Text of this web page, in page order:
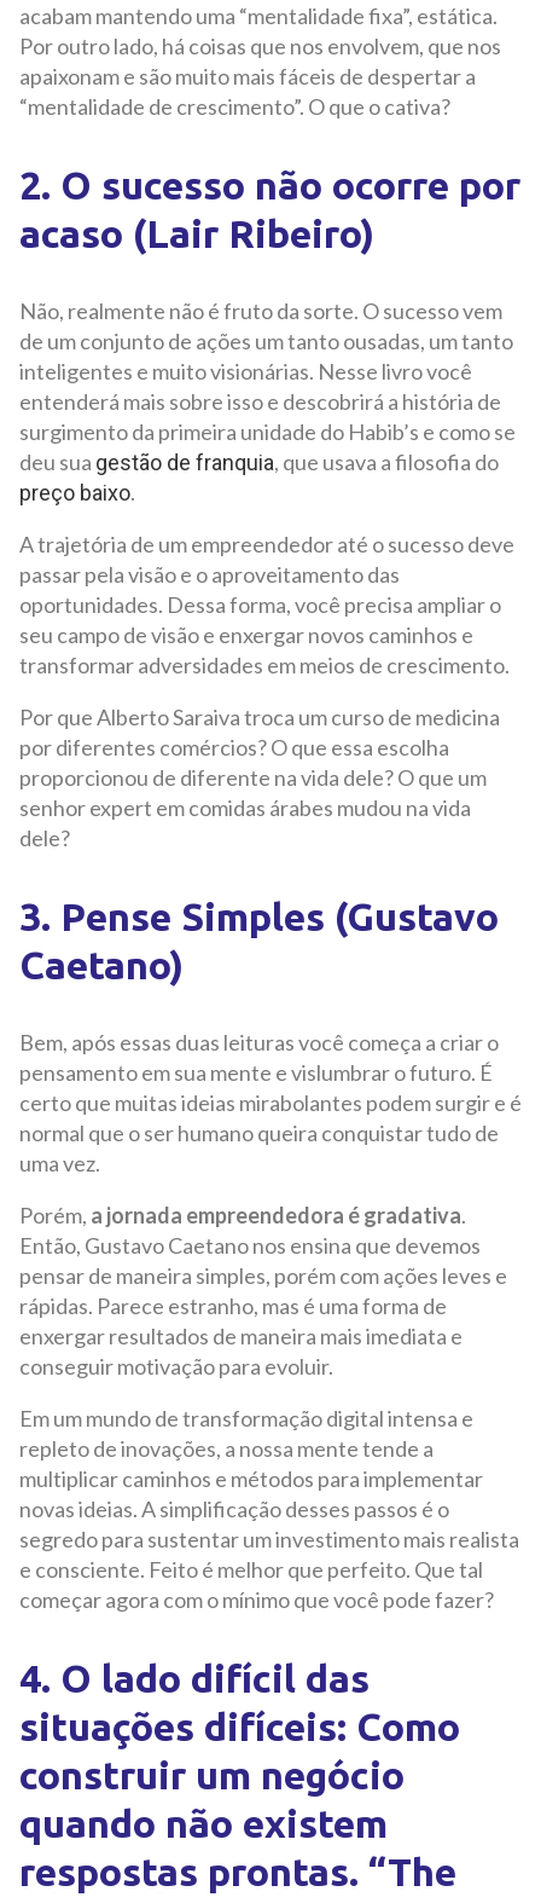
acabam mantendo uma “mentalidade fixa”, estática.
Por outro lado, há coisas que nos envolvem, que nos
apaixonam e são muito mais fáceis de despertar a
“mentalidade de crescimento”. O que o cativa?
2. O sucesso não ocorre por
acaso (Lair Ribeiro)
Não, realmente não é fruto da sorte. O sucesso vem
de um conjunto de ações um tanto ousadas, um tanto
inteligentes e muito visionárias. Nesse livro você
entenderá mais sobre isso e descobrirá a história de
surgimento da primeira unidade do Habib’s e como se
deu sua gestão de franquia, que usava a filosofia do
preço baixo.
A trajetória de um empreendedor até o sucesso deve
passar pela visão e o aproveitamento das
oportunidades. Dessa forma, você precisa ampliar o
seu campo de visão e enxergar novos caminhos e
transformar adversidades em meios de crescimento.
Por que Alberto Saraiva troca um curso de medicina
por diferentes comércios? O que essa escolha
proporcionou de diferente na vida dele? O que um
senhor expert em comidas árabes mudou na vida
dele?
3. Pense Simples (Gustavo
Caetano)
Bem, após essas duas leituras você começa a criar o
pensamento em sua mente e vislumbrar o futuro. É
certo que muitas ideias mirabolantes podem surgir e é
normal que o ser humano queira conquistar tudo de
uma vez.
Porém, a jornada empreendedora é gradativa.
Então, Gustavo Caetano nos ensina que devemos
pensar de maneira simples, porém com ações leves e
rápidas. Parece estranho, mas é uma forma de
enxergar resultados de maneira mais imediata e
conseguir motivação para evoluir.
Em um mundo de transformação digital intensa e
repleto de inovações, a nossa mente tende a
multiplicar caminhos e métodos para implementar
novas ideias. A simplificação desses passos é o
segredo para sustentar um investimento mais realista
e consciente. Feito é melhor que perfeito. Que tal
começar agora com o mínimo que você pode fazer?
4. O lado difícil das
situações difíceis: Como
construir um negócio
quando não existem
respostas prontas. “The